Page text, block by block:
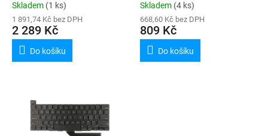
Skladem (1 ks)
1 891,74 Kč bez DPH
2 289 Kč
Do košíku
Skladem (4 ks)
668,60 Kč bez DPH
809 Kč
Do košíku